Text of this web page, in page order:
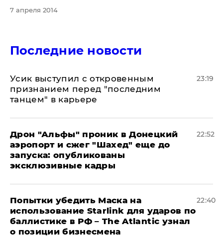
7 апреля 2014
Последние новости
Усик выступил с откровенным
признанием перед "последним
танцем" в карьере
23:19
Дрон "Альфы" проник в Донецкий
аэропорт и сжег "Шахед" еще до
запуска: опубликованы
эксклюзивные кадры
22:52
Попытки убедить Маска на
использование Starlink для ударов по
баллистике в РФ – The Atlantic узнал
о позиции бизнесмена
22:40